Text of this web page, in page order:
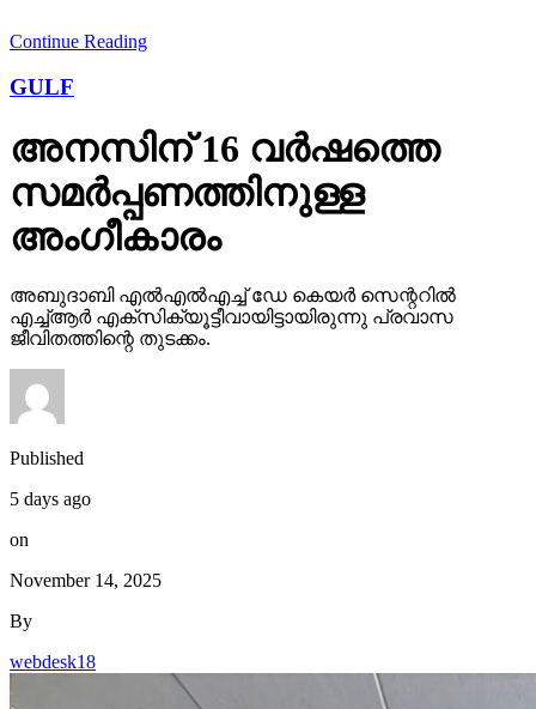
Continue Reading
GULF
അനസിന് 16 വര്‍ഷത്തെ
സമര്‍പ്പണത്തിനുള്ള
അംഗീകാരം
അബുദാബി എല്‍എല്‍എച്ച് ഡേ കെയര്‍ സെന്ററില്‍
എച്ച്ആര്‍ എക്‌സിക്യൂട്ടീവായിട്ടായിരുന്നു പ്രവാസ
ജീവിതത്തിന്റെ തുടക്കം.
Published
5 days ago
on
November 14, 2025
By
webdesk18